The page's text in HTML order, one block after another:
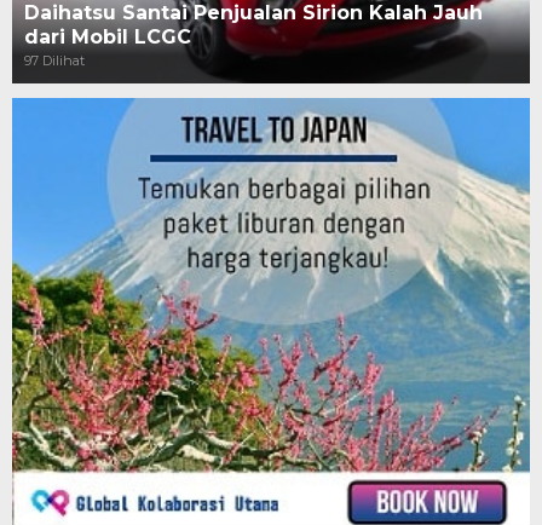
Daihatsu Santai Penjualan Sirion Kalah Jauh
dari Mobil LCGC
97 Dilihat